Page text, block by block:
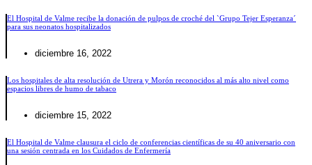
El Hospital de Valme recibe la donación de pulpos de croché del `Grupo Tejer Esperanza´
para sus neonatos hospitalizados
diciembre 16, 2022
Los hospitales de alta resolución de Utrera y Morón reconocidos al más alto nivel como
espacios libres de humo de tabaco
diciembre 15, 2022
El Hospital de Valme clausura el ciclo de conferencias científicas de su 40 aniversario con
una sesión centrada en los Cuidados de Enfermería